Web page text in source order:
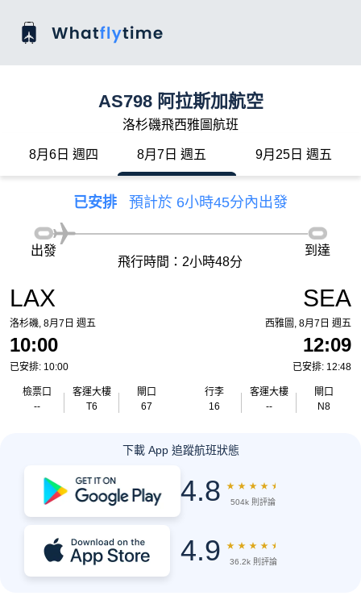
AS798 阿拉斯加航空
洛杉磯飛西雅圖航班
8月6日 週四 8月7日 週五 9月25日 週五
已安排 預計於 6小時45分內出發
LAX
洛杉磯, 8月7日 週五
10:00
已安排: 10:00
檢票口
--
客運大樓
T6
閘口
67
出發
飛行時間：2小時48分
到達
SEA
西雅圖, 8月7日 週五
12:09
已安排: 12:48
行李
16
客運大樓
--
閘口
N8
下載 App 追蹤航班狀態
4.8 ★ ★ ★ ★ ★
504k 則評論
4.9 ★ ★ ★ ★ ★
36.2k 則評論